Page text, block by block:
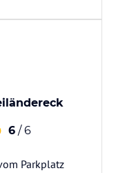
6 / 6
Parkplatz